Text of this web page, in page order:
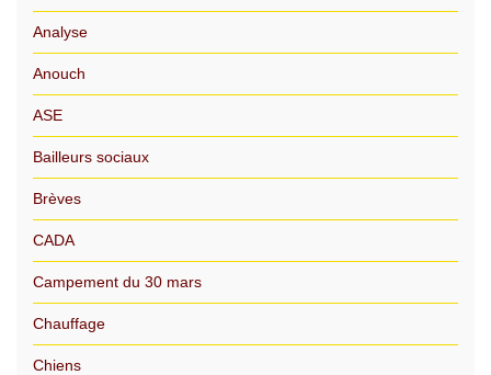
Analyse
Anouch
ASE
Bailleurs sociaux
Brèves
CADA
Campement du 30 mars
Chauffage
Chiens